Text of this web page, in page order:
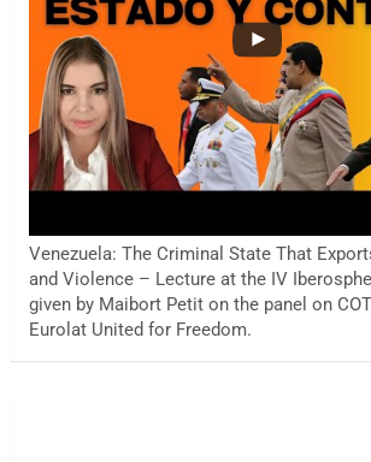
Venezuela: The Criminal State That
and Violence – Lecture at the IV
given by Maibort Petit on the panel on
Eurolat United for Freedom.